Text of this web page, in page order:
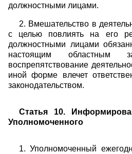
должностными лицами.
2. Вмешательство в
с целью повлиять на его
должностными лицами
настоящим областным
воспрепятствование
иной форме влечет
законодательством.
Статья 10.
Уполномоченного
1. Уполномоченный